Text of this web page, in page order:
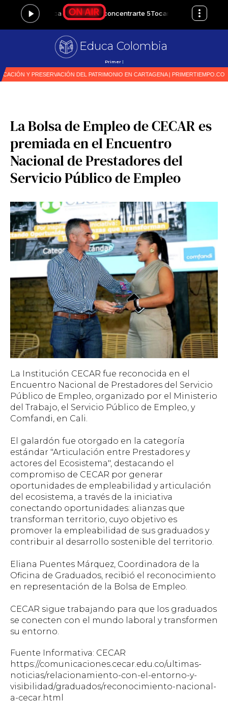
Educa Colombia
Primer medio especiali
La Bolsa de Empleo de CECAR es
premiada en el Encuentro
Nacional de Prestadores del
Servicio Público de Empleo
La Institución CECAR fue reconocida en el
Encuentro Nacional de Prestadores del Servicio
Público de Empleo, organizado por el Ministerio
del Trabajo, el Servicio Público de Empleo, y
Comfandi, en Cali.
El galardón fue otorgado en la categoría
estándar "Articulación entre Prestadores y
actores del Ecosistema", destacando el
compromiso de CECAR por generar
oportunidades de empleabilidad y articulación
del ecosistema, a través de la iniciativa
conectando oportunidades: alianzas que
transforman territorio, cuyo objetivo es
promover la empleabilidad de sus graduados y
contribuir al desarrollo sostenible del territorio.
Eliana Puentes Márquez, Coordinadora de la
Oficina de Graduados, recibió el reconocimiento
en representación de la Bolsa de Empleo.
CECAR sigue trabajando para que los graduados
se conecten con el mundo laboral y transformen
su entorno.
Fuente Informativa: CECAR
https://comunicaciones.cecar.edu.co/ultimas-
noticias/relacionamiento-con-el-entorno-y-
visibilidad/graduados/reconocimiento-nacional-
a-cecar.html